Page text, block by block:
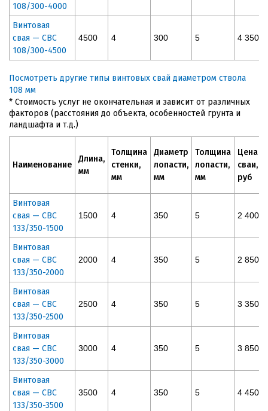
108/300-4000
Винтовая
свая — СВС
108/300-4500
4500 4 300 5 4 350
Посмотреть другие типы винтовых свай диаметром ствола
108 мм
* Стоимость услуг не окончательная и зависит от различных
факторов (расстояния до объекта, особенностей грунта и
ландшафта и т.д.)
Наименование
Длина,
мм
Толщина
стенки,
мм
Диаметр
лопасти,
мм
Толщина
лопасти,
мм
Цена
сваи,
руб
Винтовая
свая — СВС
133/350-1500
1500 4 350 5 2 400
Винтовая
свая — СВС
133/350-2000
2000 4 350 5 2 850
Винтовая
свая — СВС
133/350-2500
2500 4 350 5 3 350
Винтовая
свая — СВС
133/350-3000
3000 4 350 5 3 850
Винтовая
свая — СВС
133/350-3500
3500 4 350 5 4 450